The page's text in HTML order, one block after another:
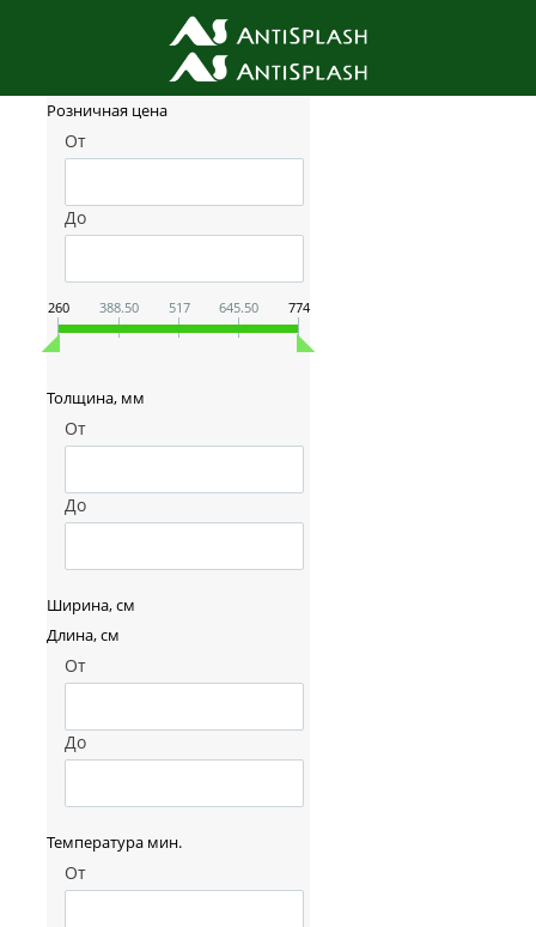
Фильтр товаров
Розничная цена
От
До
260 388.50 517 645.50 774
Толщина, мм
От
До
Ширина, см
Длина, см
От
До
Температура мин.
От